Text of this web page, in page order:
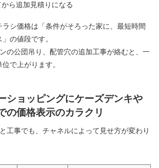
ら追加見積りになる
シ価格は「条件がそろった家に、最短時間
の値段です。
の公団吊り、配管穴の追加工事が絡むと、一
で上がります。
ショッピングにケーズデンキや
の価格表示のカラクリ
工事でも、チャネルによって見せ方が変わり